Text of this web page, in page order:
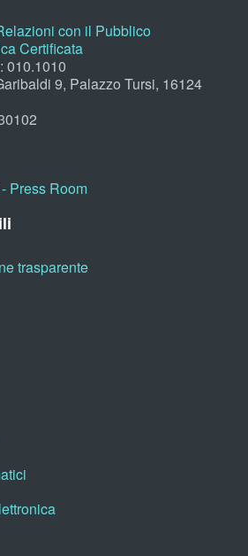
con il Pubblico
Certificata
010.1010
9, Palazzo Tursi, 16124
Press Room
trasparente